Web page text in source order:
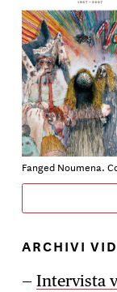
Fanged Noumena.
ARCHIVI
—Intervista